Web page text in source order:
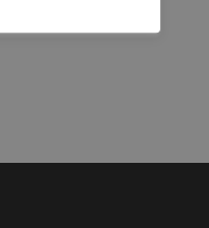
susceptibles